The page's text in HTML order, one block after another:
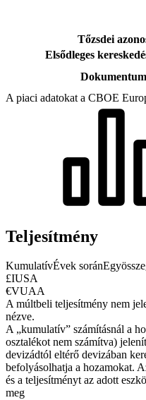
Tőzsdei
Elsődleges
A piaci adatokat a CBOE
Teljesítmény
KumulatívÉvek során
£IUSA
€VUAA
A múltbeli teljesítmény nem
nézve.
A „kumulatív” számításnál a
osztalékot nem számítva)
devizádtól eltérő devizában
befolyásolhatja a hozamokat.
és a teljesítményt az adott
meg